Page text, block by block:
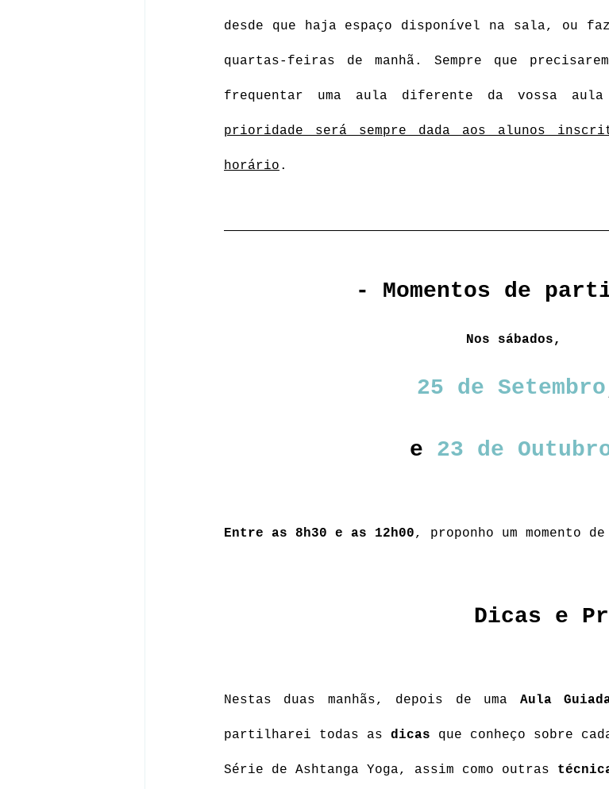
desde que haja espaço disponível na sala, ou
quartas-feiras de manhã. Sempre que
frequentar uma aula diferente da vossa
prioridade será sempre dada aos alunos
horário .
- Momentos de
Nos sábados,
25 de Setembro
e 23 de
Entre as 8h30 e as 12h00, proponho um momento
Dicas e
Nestas duas manhãs, depois de uma Aula
partilharei todas as dicas que conheço sobre
Série de Ashtanga Yoga, assim como outras